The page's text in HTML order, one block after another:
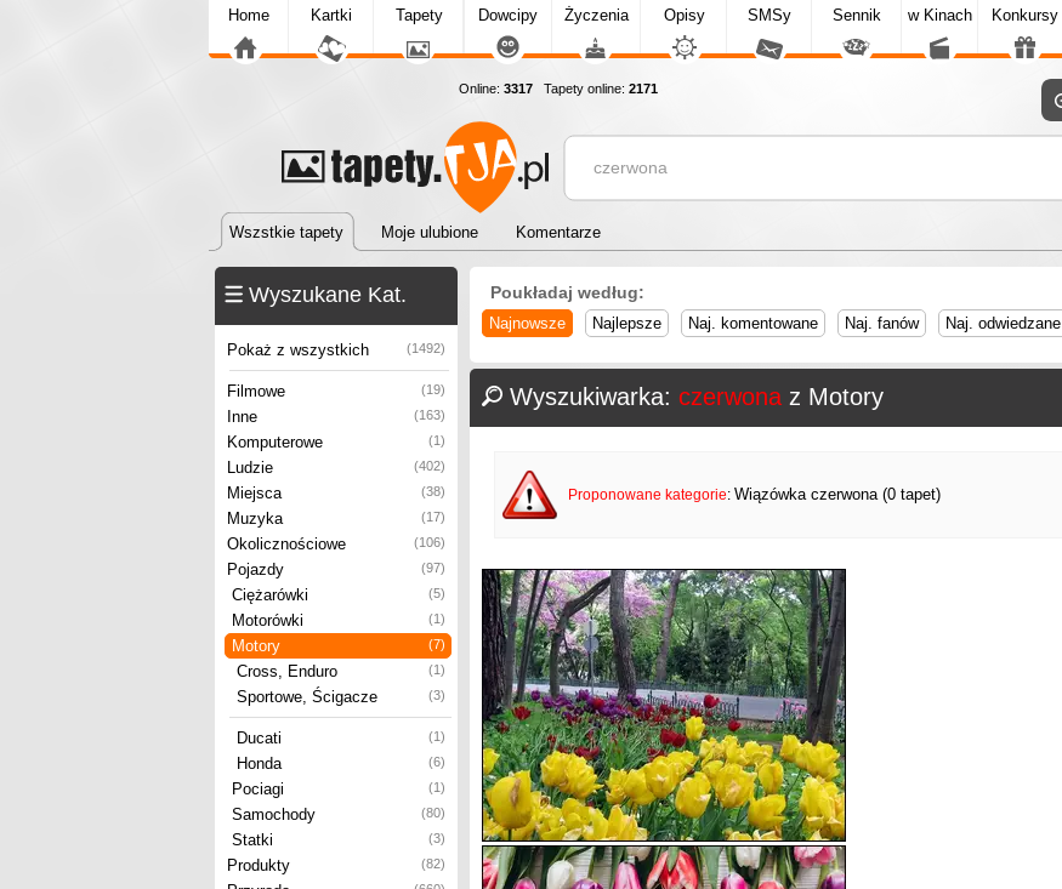
Home Kartki Tapety Dowcipy Życzenia Opisy SMSy Sennik w Kinach Konkursy
Online: 3317 Tapety online: 2171
Wszstkie tapety Moje ulubione Komentarze
Wyszukane Kat.
Pokaż z wszystkich (1492)
Filmowe (19)
Inne (163)
Komputerowe (1)
Ludzie (402)
Miejsca (38)
Muzyka (17)
Okolicznościowe (106)
Pojazdy (97)
Ciężarówki (5)
Motorówki (1)
Motory (7)
Cross, Enduro (1)
Sportowe, Ścigacze (3)
Ducati (1)
Honda (6)
Pociagi (1)
Samochody (80)
Statki (3)
Produkty (82)
Poukładaj według:
Najnowsze Najlepsze Naj. komentowane Naj. fanów Naj. odwiedzane
Wyszukiwarka: czerwona z Motory
Proponowane kategorie: Wiązówka czerwona (0 tapet)